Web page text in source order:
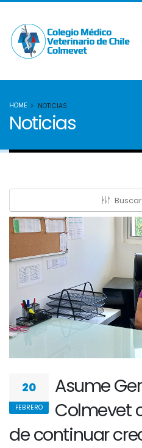
HOME NOTICIAS
Noticias
20
FEBRERO
Asume
Colmevet
de continuar